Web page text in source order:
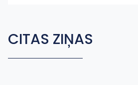
CITAS ZIŅAS